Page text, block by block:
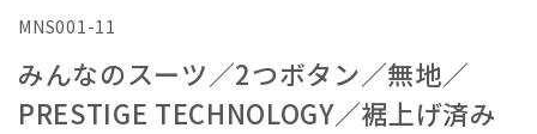
MNS001-11
みんなのスーツ／2つボタン／無地／
PRESTIGE TECHNOLOGY／裾上げ済み